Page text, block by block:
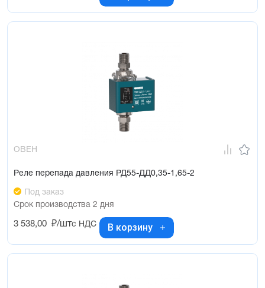
ОВЕН
Реле перепада давления РД55-ДД0,35-1,65-2
Под заказ
Срок производства 2 дня
3 538,00 ₽/штс НДС В корзину